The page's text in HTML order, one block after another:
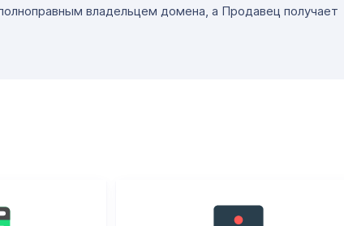
владельцем домена, а Продавец получает